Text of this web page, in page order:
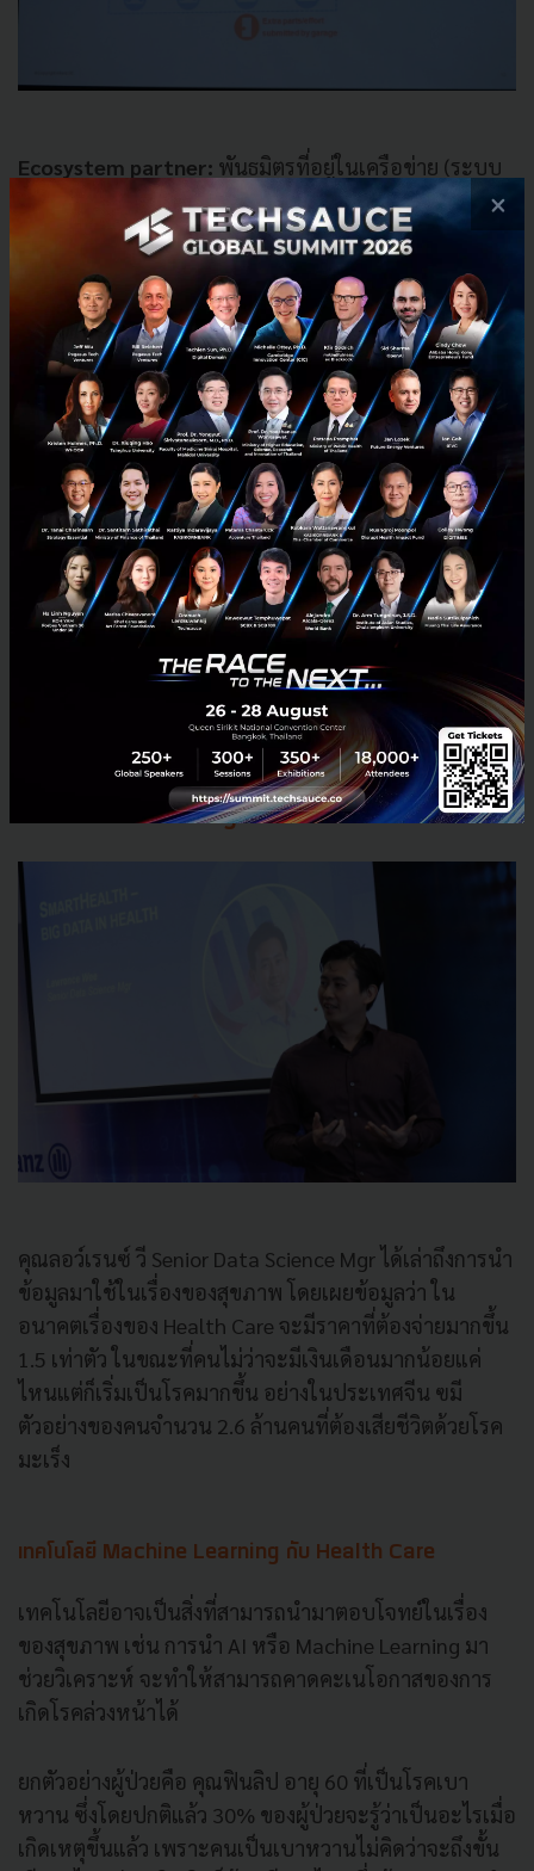
Ecosystem partner: พันธมิตรที่อยู่ในเครือข่าย (ระบบ
นิเวศทางดิจิทัล) ของ Allianz มีหลากหลาย และครอบคลุม
ไม่เพียงเฉพาะพันธมิตรด้านการเงิน แต่ยังรวมถึงพวกที่ให้
บริการด้านอื่นๆที่ไม่ใช่การเงินอีกด้วย เช่น รถยนต์ (Auto)
บริการทางสุขภาพ (Health Services) อสังหาริมทรัพย์
(Real Estate) เฟอร์นิเจอร์ (Furniture) ไฟฟ้าและแก๊ส
(Electricity and Gas) การเดินทาง (Transportation)
ซ่อมบ้าน (Home repairs) อาหาร (Food) น้ำมัน (Fuel)
โรงแรม (Hotel) โทรคมนาคม (Telco)
การนำข้อมูลมาใช้กับการเคลมประกันในกรุงเทพ
กรุงเทพเป็นเมืองที่มีรถจำนวนมาก เราสามารถนำข้อมูล
เมื่อเกิดอุบัติเหตุมาทำการวิเคราะห์ว่า จุดไหนที่มีโอกาส
เกิดอุบัติเหตุ ก็จะนำข้อมูลมาวิเคราะห์เพื่อให้การประกัน
สามารถเดินทางถึงลูกค้าและสามารถเกิดการเคลมได้อย่าง
SmartHealth – Big Data in Health
คุณลอว์เรนซ์ วี Senior Data Science Mgr ได้เล่าถึงการนำ
ข้อมูลมาใช้ในเรื่องของสุขภาพ โดยเผยข้อมูลว่า ใน
อนาคตเรื่องของ Health Care จะมีราคาที่ต้องจ่ายมากขึ้น
1.5 เท่าตัว ในขณะที่คนไม่ว่าจะมีเงินเดือนมากน้อยแค่
ไหนแต่ก็เริ่มเป็นโรคมากขึ้น อย่างในประเทศจีน ฃมี
ตัวอย่างของคนจำนวน 2.6 ล้านคนที่ต้องเสียชีวิตด้วยโรค
มะเร็ง
เทคโนโลยี Machine Learning กับ Health Care
เทคโนโลยีอาจเป็นสิ่งที่สามารถนำมาตอบโจทย์ในเรื่อง
ของสุขภาพ เช่น การนำ AI หรือ Machine Learning มา
ช่วยวิเคราะห์ จะทำให้สามารถคาดคะเนโอกาสของการ
เกิดโรคล่วงหน้าได้
ยกตัวอย่างผู้ป่วยคือ คุณฟินลิป อายุ 60 ที่เป็นโรคเบา
หวาน ซึ่งโดยปกติแล้ว 30% ของผู้ป่วยจะรู้ว่าเป็นอะไรเมื่อ
เกิดเหตุขึ้นแล้ว เพราะคนเป็นเบาหวานไม่คิดว่าจะถึงขั้น
×